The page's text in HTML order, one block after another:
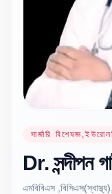
সার্জারি
Dr. সন্দীপন
এমবিবিএস